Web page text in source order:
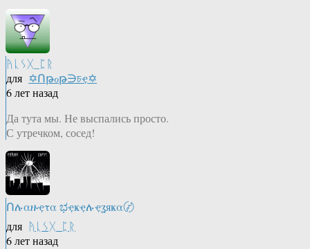
ᚤᚳᛊᚷ_ᛈᚱ
для ✡Ոթℴթ∋চҿ✡
6 лет назад
Да тута мы. Не выспались просто.
С утречком, сосед!
Ոሉαዙҿτα ಭҿҝҿሉҿʓяҝα〄
для ᚤᚳᛊᚷ_ᛈᚱ
6 лет назад